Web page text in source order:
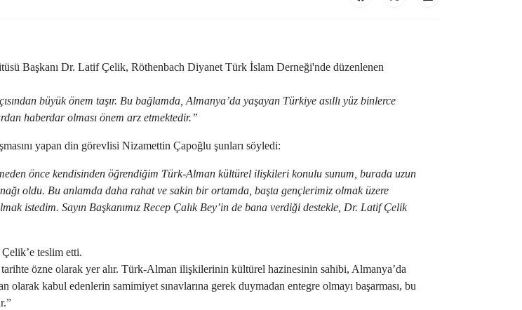
Başkanı Dr. Latif Çelik, Röthenbach Diyanet Türk İslam Derneği'nde düzenlenen
büyük önem taşır. Bu bağlamda, Almanya’da yaşayan Türkiye asıllı yüz binlerce
haberdar olması önem arz etmektedir.”
yapan din görevlisi Nizamettin Çapoğlu şunları söyledi:
önce kendisinden öğrendiğim Türk-Alman kültürel ilişkileri konulu sunum, burada uzun
oldu. Bu anlamda daha rahat ve sakin bir ortamda, başta gençlerimiz olmak üzere
istedim. Sayın Başkanımız Recep Çalık Bey’in de bana verdiği destekle, Dr. Latif Çelik
teslim etti.
özne olarak yer alır. Türk-Alman ilişkilerinin kültürel hazinesinin sahibi, Almanya’da
kabul edenlerin samimiyet sınavlarına gerek duymadan entegre olmayı başarması, bu